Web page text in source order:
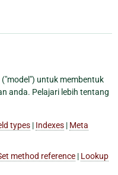
untuk membentuk
anda. Pelajari lebih tentang
types | Indexes | Meta
method reference | Lookup